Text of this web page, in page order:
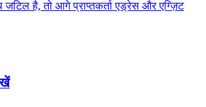
है, तो आगे प्राप्तकर्ता एड्रेस और एग्ज़िट